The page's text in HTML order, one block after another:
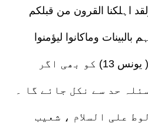
“ولقد اہلکنا القرون من قبلکم
وماکانوا لیؤمنوا
کذالک نجزی المجرمین ( یونس 13) کو بھی اگر
حد سے نکل جائے گا ۔
علی السلام ، شعیب